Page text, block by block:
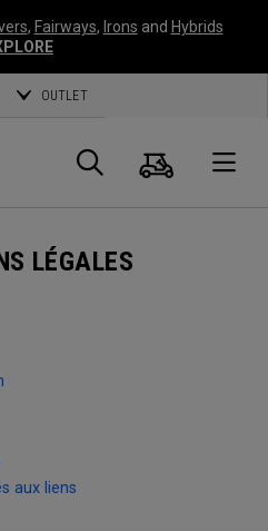
, Fairways, Irons and Hybrids
OUTLET
Panier
LÉGALES
aux liens